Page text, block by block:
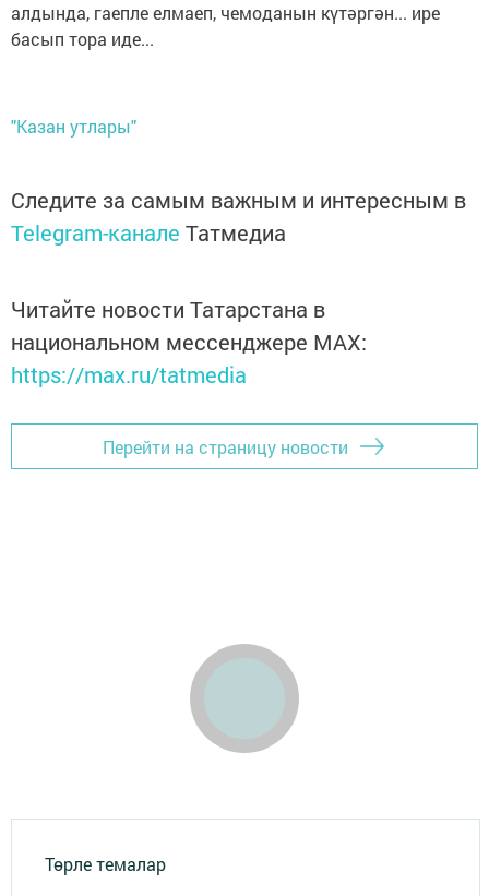
алдында, гаепле елмаеп, чемоданын күтәргән... ире
басып тора иде...
"Казан утлары"
Следите за самым важным и интересным в
Telegram-канале Татмедиа
Читайте новости Татарстана в
национальном мессенджере MАХ:
https://max.ru/tatmedia
Перейти на страницу новости
Төрле темалар